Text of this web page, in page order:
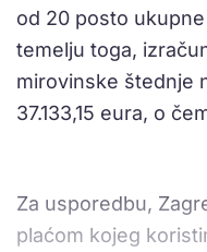
od 20 posto
temelju toga,
mirovinske štednje
37.133,15 eura, o
Za usporedbu,
plaćom kojeg